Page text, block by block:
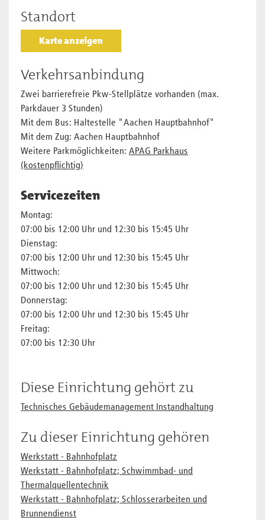
Standort
Karte anzeigen
Verkehrsanbindung
Zwei barrierefreie Pkw-Stellplätze vorhanden (max.
Parkdauer 3 Stunden)
Mit dem Bus: Haltestelle "Aachen Hauptbahnhof"
Mit dem Zug: Aachen Hauptbahnhof
Weitere Parkmöglichkeiten: APAG Parkhaus
(kostenpflichtig)
Servicezeiten
Montag:
07:00 bis 12:00 Uhr und 12:30 bis 15:45 Uhr
Dienstag:
07:00 bis 12:00 Uhr und 12:30 bis 15:45 Uhr
Mittwoch:
07:00 bis 12:00 Uhr und 12:30 bis 15:45 Uhr
Donnerstag:
07:00 bis 12:00 Uhr und 12:30 bis 15:45 Uhr
Freitag:
07:00 bis 12:30 Uhr
Diese Einrichtung gehört zu
Technisches Gebäudemanagement Instandhaltung
Zu dieser Einrichtung gehören
Werkstatt - Bahnhofplatz
Werkstatt - Bahnhofplatz; Schwimmbad- und
Thermalquellentechnik
Werkstatt - Bahnhofplatz; Schlosserarbeiten und
Brunnendienst